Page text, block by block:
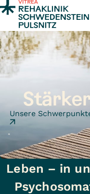
Zum Inhalt springen
Unsere
Schritt für
Leben – in